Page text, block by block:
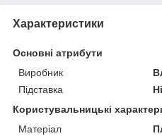
Характеристики
Основні атрибути
Виробник
Підставка
Ні
Користувальницькі
Матеріал